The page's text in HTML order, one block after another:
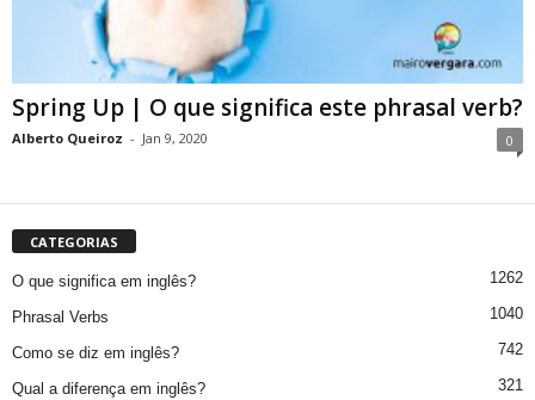
Spring Up | O que significa este phrasal verb?
Alberto Queiroz - Jan 9, 2020 0
CATEGORIAS
O que significa em inglês? 1262
Phrasal Verbs 1040
Como se diz em inglês? 742
Qual a diferença em inglês? 321